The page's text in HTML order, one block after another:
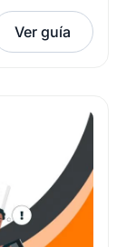
Ver guía